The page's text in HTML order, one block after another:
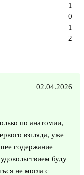
2
1
0
1
02.04.2026
по анатомии,
взгляда, уже
содержание
буду
не могла с